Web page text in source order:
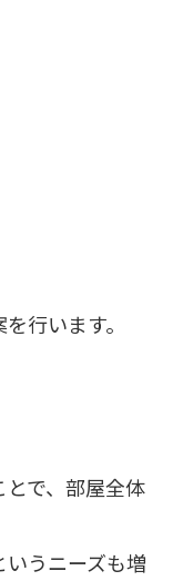
行います。
で、部屋全体
うニーズも増